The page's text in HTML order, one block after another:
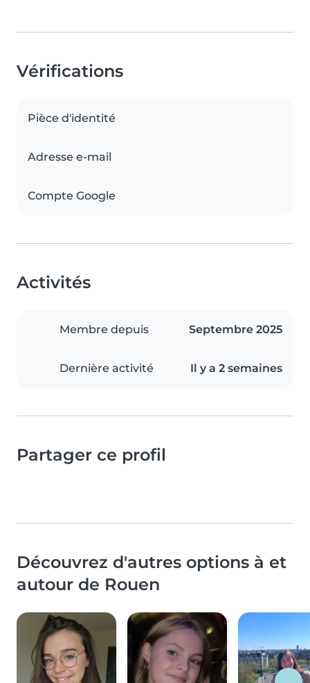
Vérifications
Pièce d'identité
Adresse e-mail
Compte Google
Activités
Membre depuis Septembre 2025
Dernière activité Il y a 2 semaines
Partager ce profil
Découvrez d'autres options à et
autour de Rouen